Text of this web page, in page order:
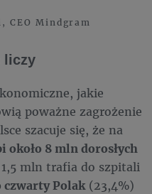
CEO Mindgram
liczy
jakie
poważne zagrożenie
szacuje się, że na
około 8 mln dorosłych
mln trafia do szpitali
czwarty Polak (23,4%)